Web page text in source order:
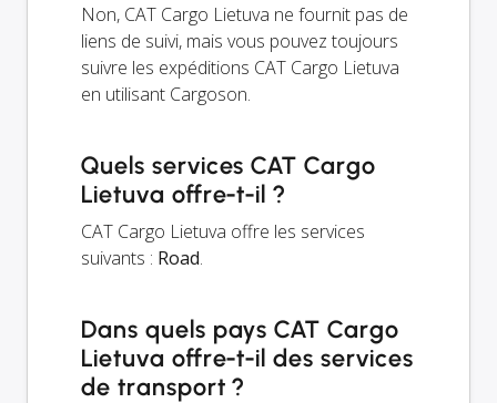
Non, CAT Cargo Lietuva ne fournit pas de
liens de suivi, mais vous pouvez toujours
suivre les expéditions CAT Cargo Lietuva
en utilisant Cargoson.
Quels services CAT Cargo
Lietuva offre-t-il ?
CAT Cargo Lietuva offre les services
suivants : Road.
Dans quels pays CAT Cargo
Lietuva offre-t-il des services
de transport ?